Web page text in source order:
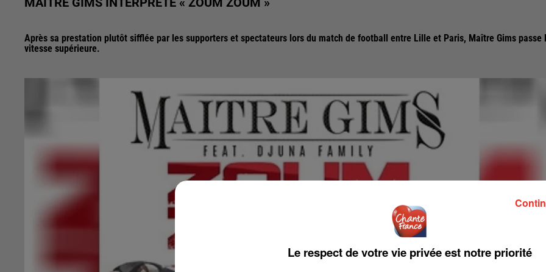
Après sa prestation plutôt sifflée par les supporters et spectateurs lors du match de football entre Lille et Paris, Maître Gims passe
vitesse supérieure.
Le respect de votre vie privée est notre priorité